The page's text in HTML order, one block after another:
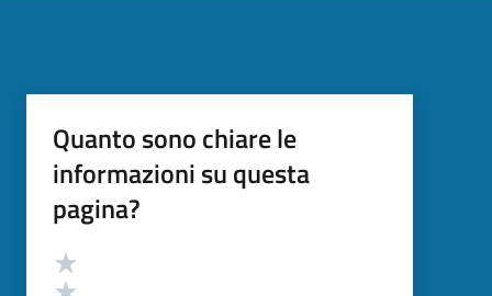
Quanto sono chiare le
informazioni su questa
pagina?
Valutazione